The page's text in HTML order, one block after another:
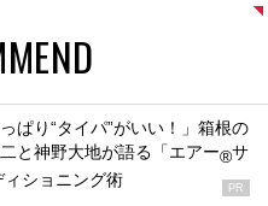
ぱり“タイパ”がいい！」箱根の
と神野大地が語る「エアー®サ
ィショニング術 PR